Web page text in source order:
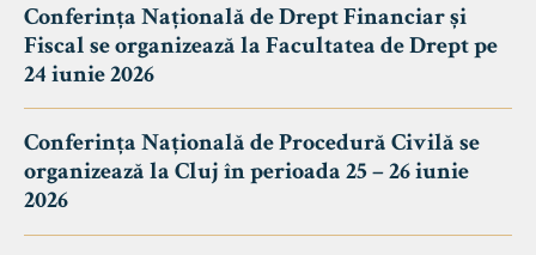
Conferința Națională de Drept Financiar și
Fiscal se organizează la Facultatea de Drept pe
24 iunie 2026
Conferința Națională de Procedură Civilă se
organizează la Cluj în perioada 25 – 26 iunie
2026